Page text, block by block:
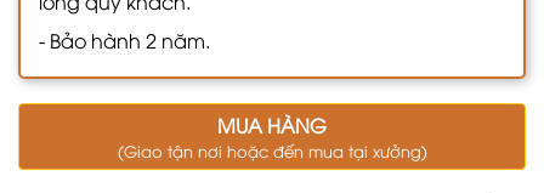
- Bảo hành 2 năm.
MUA HÀNG
(Giao tận nơi hoặc đến mua tại xưởng)